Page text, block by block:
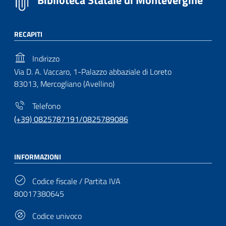
RECAPITI
Indirizzo
Via D. A. Vaccaro, 1-Palazzo abbaziale di Loreto
83013, Mercogliano (Avellino)
Telefono
(+39) 0825787191/0825789086
INFORMAZIONI
Codice fiscale / Partita IVA
80017380645
Codice univoco